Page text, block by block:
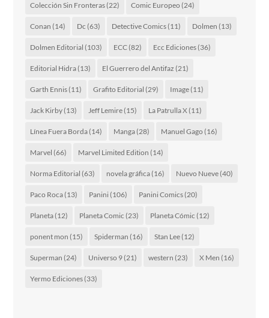
Colección Sin Fronteras(22) Comic Europeo (24)
Conan (14) Dc (63) Detective Comics(11) Dolmen (13)
Dolmen Editorial (103) ECC(82) Ecc Ediciones(36)
Editorial Hidra(13) El Guerrero del Antifaz (21)
Garth Ennis(11) Grafito Editorial (29) Image(11)
Jack Kirby(13) Jeff Lemire(15) La Patrulla X(11)
Línea Fuera Borda(14) Manga(28) Manuel Gago (16)
Marvel (66) Marvel Limited Edition (14)
Norma Editorial (63) novela gráfica(16) Nuevo Nueve(40)
Paco Roca(13) Panini(106) Panini Comics(20)
Planeta(12) Planeta Comic (23) Planeta Cómic (12)
ponent mon (15) Spiderman (16) Stan Lee(12)
Superman (24) Universo 9(21) western (23) X Men (16)
Yermo Ediciones(33)